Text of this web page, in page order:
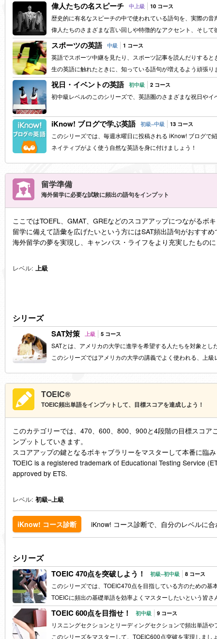
偉人たちの名スピーチ 中上級 10 コース
歴史的に有名なスピーチの中で使われている語句を、実際の
偉人たちのさまざまな言い回しや特徴的なアクセント、そし
スポーツの英語 中級 1 コース
英語でスポーツ中継を見たり、スポーツ記事を読んだりする
生の英語に触れたときに、知っている語句が増えるよう頑張り
祝日・イベントの英語 初中級 2 コース
初中級レベルのこのシリーズで、英語圏のさまざまな祝日や
iKnow! ブログで学ぶ英語 初級–中級 13 コース
このシリーズでは、毎週水曜日に投稿される iKnow! ブログで
ネイティブがよく使う自然な英語を身に付けましょう！
留学準備
海外留学に必要な試験に頻出の語句をインプット
ここではTOEFL、GMAT、GREなどのスコアアップにつながるボ
留学に備えて語彙を広げたいという方にはSAT頻出語句がおすすめ
海外留学の夢を実現し、キャンパス・ライフをより充実したもの
レベル: 上級
シリーズ
SAT対策 上級 5 コース
SATとは、アメリカの大学に進学を希望する人たちを対象とし
このシリーズではアメリカの大学の講義でよく使われる、上
TOEIC®
TOEIC頻出単語をインプットして、目標スコアを達成しよう！
このカテゴリーでは、470、600、800、900と4段階の目標スコア
ンプットしていきます。
スコアアップの鍵となるボキャブラリーをマスターして本番に臨
TOEIC is a registered trademark of Educational Testing Service
approved by ETS.
レベル: 初級–上級
iKnow! コース診断 iKnow! コース診断で、自分のレベルに
シリーズ
TOEIC 470点を突破しよう！ 初級–初中級 8 コース
このシリーズでは、TOEIC470点を目指している方のための基
TOEICに頻出の基礎単語を効率よくマスターしたいという皆さ
TOEIC 600点を目指せ！ 初中級 9 コース
リスニングセクションとリーディングセクションで頻出単語
このシリーズをマスターして、TOEIC600点突破を実現しまし